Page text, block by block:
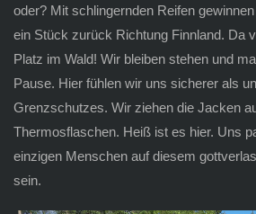
oder? Mit schlingernden Reifen
ein Stück zurück Richtung Finnland. Da
Platz im Wald! Wir bleiben stehen und
Pause. Hier fühlen wir uns sicherer als
Grenzschutzes. Wir ziehen die Jacken
Thermosflaschen. Heiß ist es hier. Uns
einzigen Menschen auf diesem
sein.